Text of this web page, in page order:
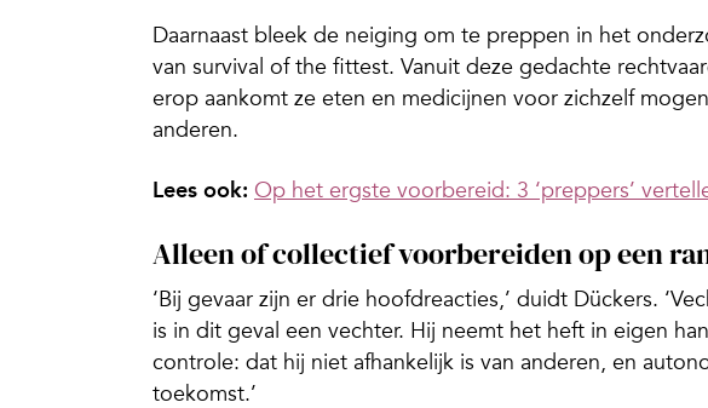
Daarnaast bleek de neiging om te preppen in het
van survival of the fittest. Vanuit deze gedachte
erop aankomt ze eten en medicijnen voor zichzelf
anderen.
Lees ook: Op het ergste voorbereid: 3 ‘preppers’
Alleen of collectief voorbereiden op een
‘Bij gevaar zijn er drie hoofdreacties,’ duidt Dückers.
is in dit geval een vechter. Hij neemt het heft in eigen
controle: dat hij niet afhankelijk is van anderen, en
toekomst.’